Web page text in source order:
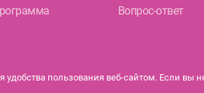
Вопрос-ответ
пользования веб-сайтом. Если вы